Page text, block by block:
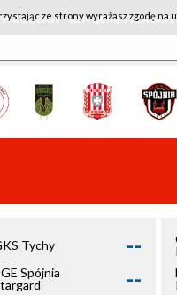
- KSK QEMETICA
Tychy --
Spójnia
--
ze strony wyrażasz zgodę na